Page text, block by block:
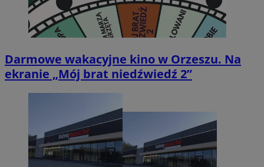
Darmowe wakacyjne kino w Orzeszu. Na
ekranie „Mój brat niedźwiedź 2”